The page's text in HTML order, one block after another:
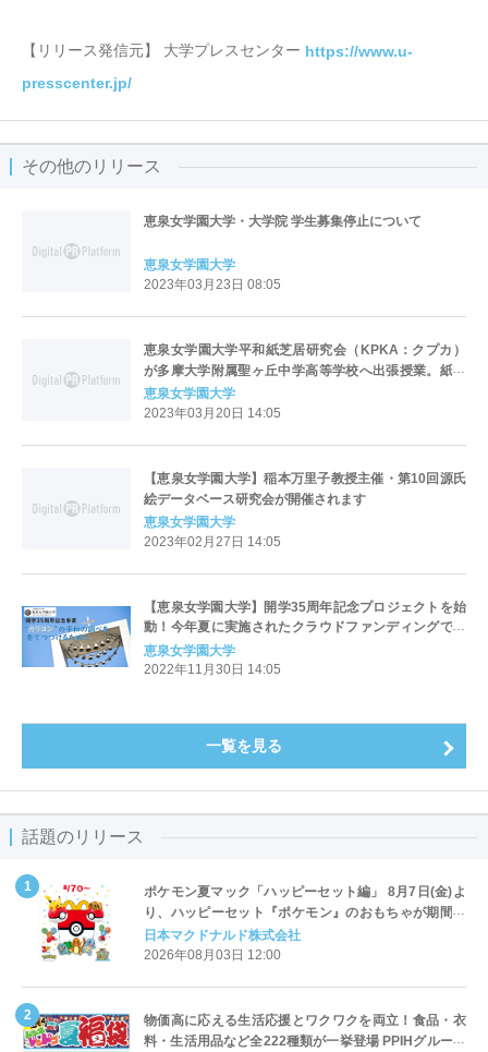
【リリース発信元】 大学プレスセンター https://www.u-
presscenter.jp/
その他のリリース
恵泉女学園大学・大学院 学生募集停止について
恵泉女学園大学
2023年03月23日 08:05
恵泉女学園大学平和紙芝居研究会（KPKA：クプカ）
が多摩大学附属聖ヶ丘中学高等学校へ出張授業。紙芝
居を教材に「平和の語り部になって」と訴え。
恵泉女学園大学
2023年03月20日 14:05
【恵泉女学園大学】稲本万里子教授主催・第10回源氏
絵データベース研究会が開催されます
恵泉女学園大学
2023年02月27日 14:05
【恵泉女学園大学】開学35周年記念プロジェクトを始
動！今年夏に実施されたクラウドファンディングで、
カリヨンの整備と学びの場創出に向けて学生本位のキ
ャンパスづくりを目指す！
恵泉女学園大学
2022年11月30日 14:05
一覧を見る
話題のリリース
ポケモン夏マック「ハッピーセット編」 8月7日(金)よ
り、ハッピーセット『ポケモン』のおもちゃが期間限
定登場
日本マクドナルド株式会社
2026年08月03日 12:00
物価高に応える生活応援とワクワクを両立！食品・衣
料・生活用品など全222種類が一挙登場 PPIHグループ